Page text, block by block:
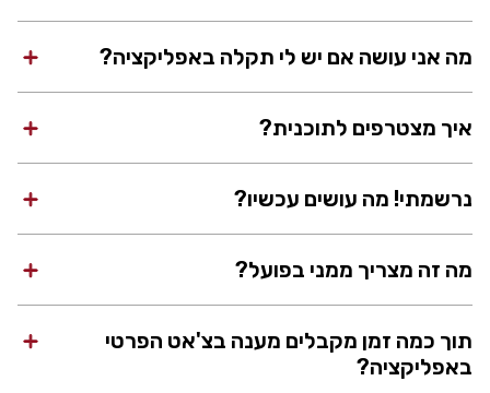
מה אני עושה אם יש לי תקלה באפליקציה?
איך מצטרפים לתוכנית?
נרשמתי! מה עושים עכשיו?
מה זה מצריך ממני בפועל?
תוך כמה זמן מקבלים מענה בצ'אט הפרטי
באפליקציה?